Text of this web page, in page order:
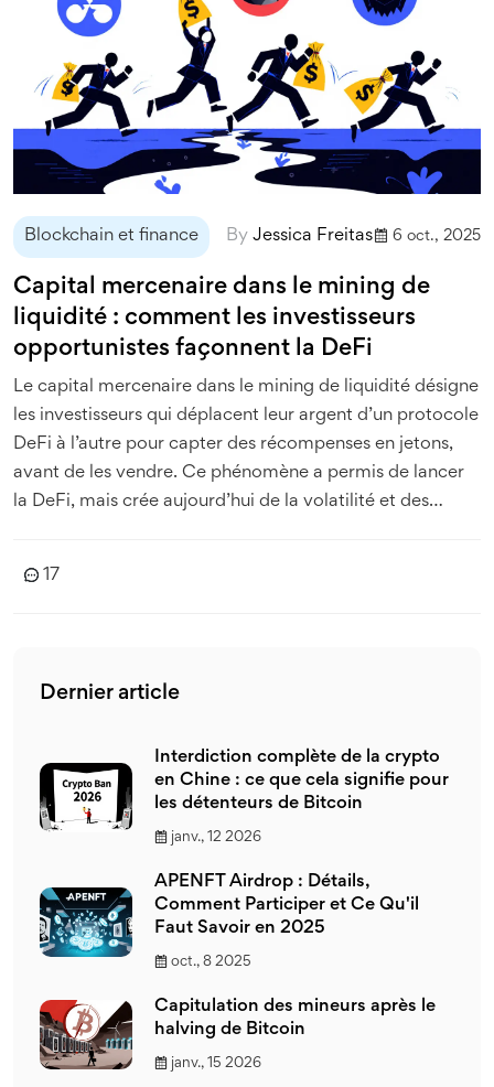
Blockchain et finance By Jessica Freitas 6 oct., 2025
Capital mercenaire dans le mining de
liquidité : comment les investisseurs
opportunistes façonnent la DeFi
Le capital mercenaire dans le mining de liquidité désigne
les investisseurs qui déplacent leur argent d’un protocole
DeFi à l’autre pour capter des récompenses en jetons,
avant de les vendre. Ce phénomène a permis de lancer
la DeFi, mais crée aujourd’hui de la volatilité et des
17
Dernier article
Interdiction complète de la crypto
en Chine : ce que cela signifie pour
les détenteurs de Bitcoin
janv., 12 2026
APENFT Airdrop : Détails,
Comment Participer et Ce Qu'il
Faut Savoir en 2025
oct., 8 2025
Capitulation des mineurs après le
halving de Bitcoin
janv., 15 2026